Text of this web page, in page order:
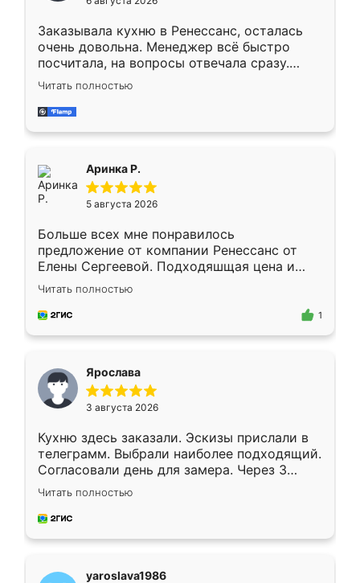
мебели буду заказывать только здесь.
Заказывала кухню в Ренессанс, осталась
очень довольна. Менеджер всё быстро
посчитала, на вопросы отвечала сразу.
Замерщик приехал в субботу, подошёл к
делу со всей ответственностью. Собрали
за день, ребята работали аккуратно, даже
Читать полностью
Аринка Р.
5 августа 2026
Больше всех мне понравилось
предложение от компании Ренессанс от
Елены Сергеевой. Подходяшщая цена и
короткие сроки изготовления. Приехавший
для замера сотрудник Владислав
предложил по моему эскизу самый
Читать полностью
1
Ярослава
3 августа 2026
Кухню здесь заказали. Эскизы прислали в
телеграмм. Выбрали наиболее подходящий.
Согласовали день для замера. Через 3
недели кухня была уже готова. Остались
довольны работой. Спасибо Ренессанс
мебель за качественную работу!
Читать полностью
yaroslava1986